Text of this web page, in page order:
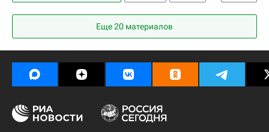
Первая лига
СКА-Хабаровск
ПФК ЦСКА
Еще 20 материалов